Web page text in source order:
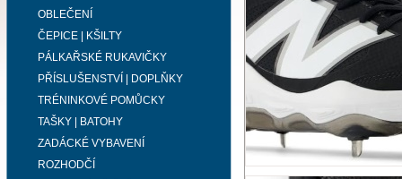
OBLEČENÍ
ČEPICE | KŠILTY
PÁLKAŘSKÉ RUKAVIČKY
PŘÍSLUŠENSTVÍ | DOPLŇKY
TRÉNINKOVÉ POMŮCKY
TAŠKY | BATOHY
ZADÁCKÉ VYBAVENÍ
ROZHODČÍ